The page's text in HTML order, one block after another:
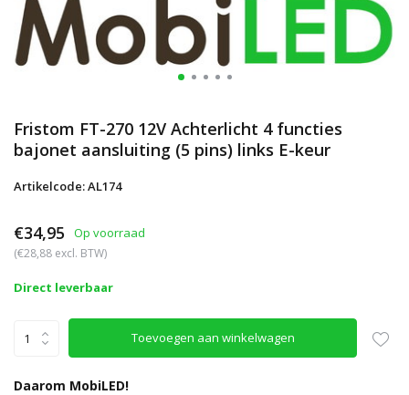
Fristom FT-270 12V Achterlicht 4 functies
bajonet aansluiting (5 pins) links E-keur
Artikelcode: AL174
€34,95 Op voorraad
(€28,88 excl. BTW)
Direct leverbaar
Toevoegen aan winkelwagen
Daarom MobiLED!